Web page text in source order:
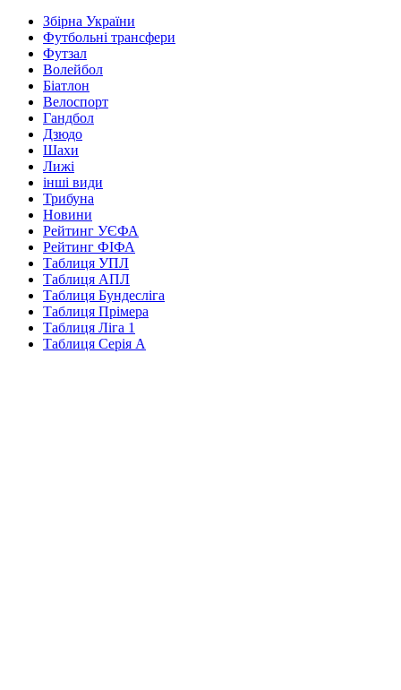
Збірна України
Футбольні трансфери
Футзал
Волейбол
Біатлон
Велоспорт
Гандбол
Дзюдо
Шахи
Лижі
інші види
Трибуна
Новини
Рейтинг УЄФА
Рейтинг ФІФА
Таблиця УПЛ
Таблиця АПЛ
Таблиця Бундесліга
Таблиця Прімера
Таблиця Ліга 1
Таблиця Серія А